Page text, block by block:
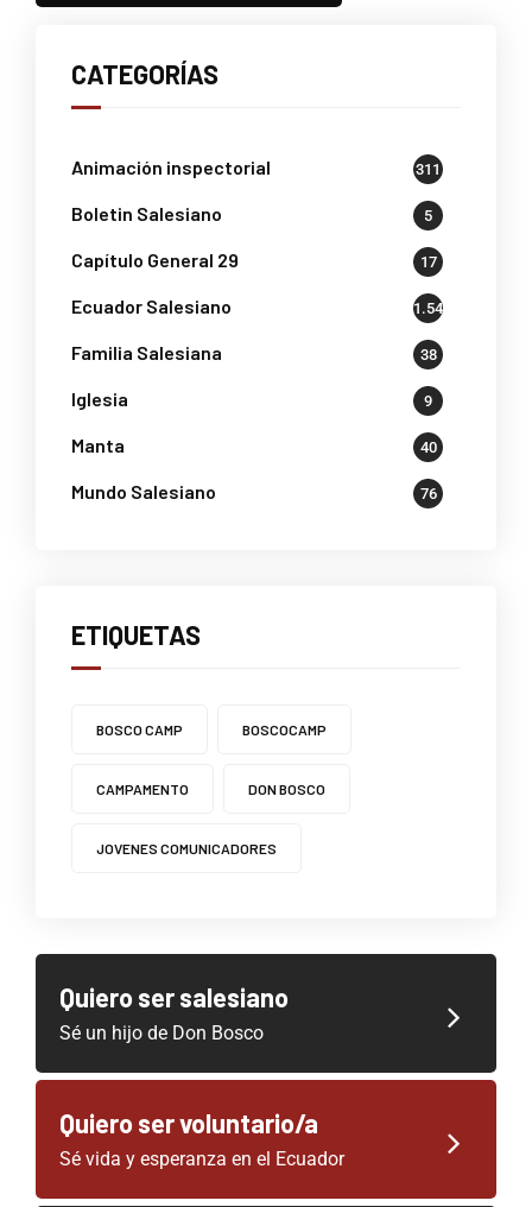
CATEGORÍAS
Animación inspectorial 311
Boletin Salesiano 5
Capítulo General 29 17
Ecuador Salesiano 1.541
Familia Salesiana 38
Iglesia 9
Manta 40
Mundo Salesiano 76
ETIQUETAS
BOSCO CAMP BOSCOCAMP
CAMPAMENTO DON BOSCO
JOVENES COMUNICADORES
Quiero ser salesiano
Sé un hijo de Don Bosco
Quiero ser voluntario/a
Sé vida y esperanza en el Ecuador